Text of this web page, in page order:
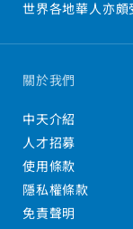
世界各地華人亦頗
關於我們
中天介紹
人才招募
使用條款
隱私權條款
免責聲明